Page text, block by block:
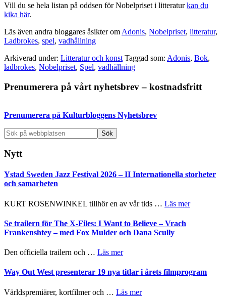
Vill du se hela listan på oddsen för Nobelpriset i litteraturkan du
kika här.
Läs även andra bloggares åsikter om Adonis, Nobelpriset, litteratur,
Ladbrokes, spel, vadhållning
Arkiverad under: Litteratur och konst Taggad som: Adonis, Bok,
ladbrokes, Nobelpriset, Spel, vadhållning
Primärt
Prenumerera på vårt nyhetsbrev – kostnadsfritt
Prenumerera på Kulturbloggens Nyhetsbrev
Sök
på
webbplatsen
Nytt
Ystad Sweden Jazz Festival 2026 – II Internationella storheter
och samarbeten
KURT ROSENWINKEL tillhör en av vår tids … Läs merom
Se trailern för The X-Files: I Want to Believe – Vrach
Frankenshtey – med Fox Mulder och Dana Scully
Den officiella trailern och … Läs merom
trailern
The
X-
Way Out West presenterar 19 nya titlar i årets filmprogram
Världspremiärer, kortfilmer och … Läs merom